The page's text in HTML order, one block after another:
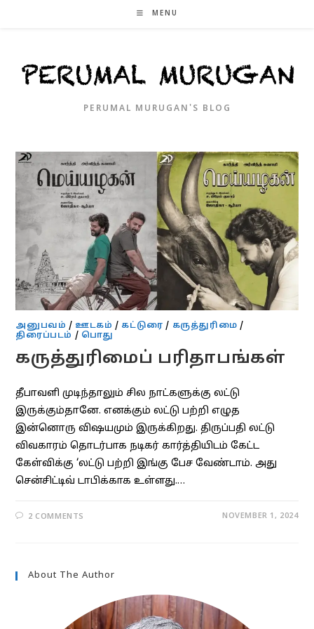
MENU
PERUMAL MURUGAN'S BLOG
அனுபவம் / ஊடகம் / கட்டுரை / கருத்துரிமை /
திரைப்படம் / பொது
கருத்துரிமைப் பரிதாபங்கள்
தீபாவளி முடிந்தாலும் சில நாட்களுக்கு லட்டு
இருக்கும்தானே. எனக்கும் லட்டு பற்றி எழுத
இன்னொரு விஷயமும் இருக்கிறது. திருப்பதி லட்டு
விவகாரம் தொடர்பாக நடிகர் கார்த்தியிடம் கேட்ட
கேள்விக்கு ‘லட்டு பற்றி இங்கு பேச வேண்டாம். அது
சென்சிட்டிவ் டாபிக்காக உள்ளது.…
2 COMMENTS NOVEMBER 1, 2024
About The Author